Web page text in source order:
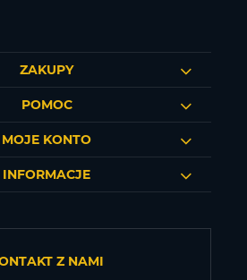
ZAKUPY
POMOC
MOJE KONTO
INFORMACJE
Z NAMI